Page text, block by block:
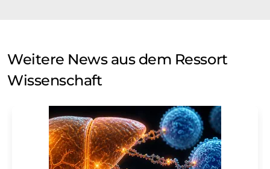
Weitere News aus dem Ressort
Wissenschaft